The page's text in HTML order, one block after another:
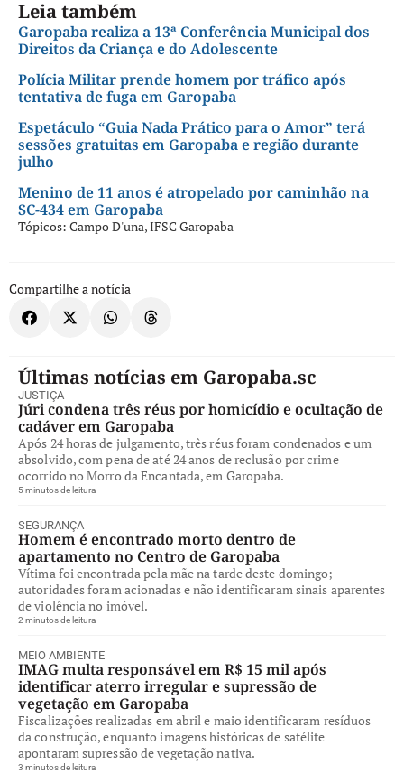
Leia também
Garopaba realiza a 13ª Conferência Municipal dos
Direitos da Criança e do Adolescente
Polícia Militar prende homem por tráfico após
tentativa de fuga em Garopaba
Espetáculo “Guia Nada Prático para o Amor” terá
sessões gratuitas em Garopaba e região durante
julho
Menino de 11 anos é atropelado por caminhão na
SC-434 em Garopaba
Tópicos: Campo D'una,IFSC Garopaba
Compartilhe a notícia
Últimas notícias em Garopaba.sc
JUSTIÇA
Júri condena três réus por homicídio e ocultação de
cadáver em Garopaba
Após 24 horas de julgamento, três réus foram condenados e um
absolvido, com pena de até 24 anos de reclusão por crime
ocorrido no Morro da Encantada, em Garopaba.
5 minutos de leitura
SEGURANÇA
Homem é encontrado morto dentro de
apartamento no Centro de Garopaba
Vítima foi encontrada pela mãe na tarde deste domingo;
autoridades foram acionadas e não identificaram sinais aparentes
de violência no imóvel.
2 minutos de leitura
MEIO AMBIENTE
IMAG multa responsável em R$ 15 mil após
identificar aterro irregular e supressão de
vegetação em Garopaba
Fiscalizações realizadas em abril e maio identificaram resíduos
da construção, enquanto imagens históricas de satélite
apontaram supressão de vegetação nativa.
3 minutos de leitura